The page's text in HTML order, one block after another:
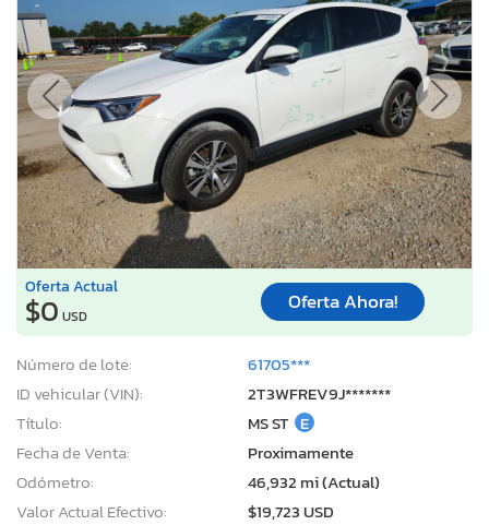
Oferta Actual
$0 USD
Oferta Ahora!
Número de lote:
61705***
ID vehicular (VIN):
2T3WFREV9J*******
Título:
MS ST E
Fecha de Venta:
Proximamente
Odómetro:
46,932 mi (Actual)
Valor Actual Efectivo:
$19,723 USD